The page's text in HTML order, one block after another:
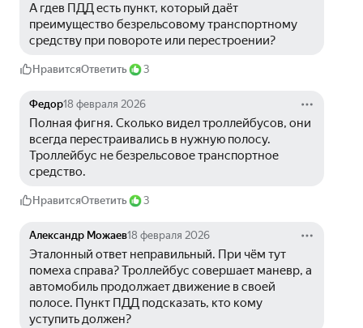
А гдев ПДД есть пункт, который даёт
преимущество безрельсовому транспортному
средству при повороте или перестроении?
НравитсяОтветить 3
Федор18 февраля 2026
Полная фигня. Сколько видел троллейбусов, они
всегда перестраивались в нужную полосу.
Троллейбус не безрельсовое транспортное
средство.
НравитсяОтветить 3
Александр Можаев18 февраля 2026
Эталонный ответ неправильный. При чём тут
помеха справа? Троллейбус совершает маневр, а
автомобиль продолжает движение в своей
полосе. Пункт ПДД подсказать, кто кому
уступить должен?